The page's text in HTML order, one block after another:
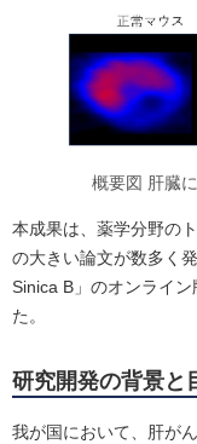
概要図 肝臓
本成果は、薬学分野の
の大きい論文が数多く
Sinica B」のオンライ
た。
研究開発の背景と
我が国において、肝が